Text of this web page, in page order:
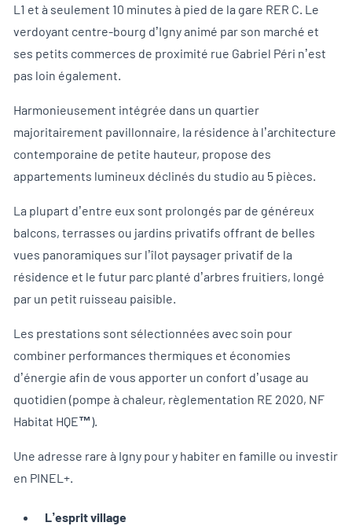
L1 et à seulement 10 minutes à pied de la gare RER C. Le
verdoyant centre-bourg d’Igny animé par son marché et
ses petits commerces de proximité rue Gabriel Péri n’est
pas loin également.
Harmonieusement intégrée dans un quartier
majoritairement pavillonnaire, la résidence à l’architecture
contemporaine de petite hauteur, propose des
appartements lumineux déclinés du studio au 5 pièces.
La plupart d’entre eux sont prolongés par de généreux
balcons, terrasses ou jardins privatifs offrant de belles
vues panoramiques sur l’îlot paysager privatif de la
résidence et le futur parc planté d’arbres fruitiers, longé
par un petit ruisseau paisible.
Les prestations sont sélectionnées avec soin pour
combiner performances thermiques et économies
d’énergie afin de vous apporter un confort d’usage au
quotidien (pompe à chaleur, règlementation RE 2020, NF
Habitat HQE™).
Une adresse rare à Igny pour y habiter en famille ou investir
en PINEL+.
L’esprit village